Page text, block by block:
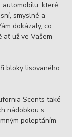
automobilu, které
smyslné a
dokázaly, co
ať už ve Vašem
bloky lisovaného
Scents také
nádobkou s
poleptáním